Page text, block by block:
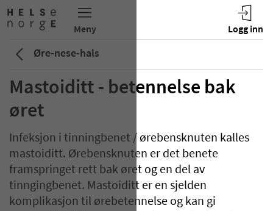
Øre-nese-hals
Mastoiditt - betennelse bak
øret
Infeksjon i tinningbenet / ørebensknuten kalles
mastoiditt. Ørebensknuten er det benete
framspringet rett bak øret og en del av
tinngingbenet. Mastoiditt er en sjelden
komplikasjon til ørebetennelse og kan gi